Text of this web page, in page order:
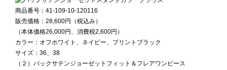
商品番号：41-109-10-120116
販売価格：28,600円（税込み）
（本体価格26,000円、消費税2,600円）
カラー：オフホワイト、ネイビー、 プリントブラック
サイズ：36、38
（２）バックサテンジョーゼットフィット＆フレアワンピース